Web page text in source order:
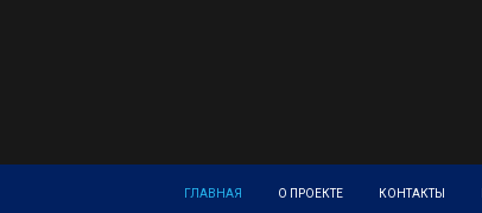
ГЛАВНАЯ О ПРОЕКТЕ КОНТАКТЫ